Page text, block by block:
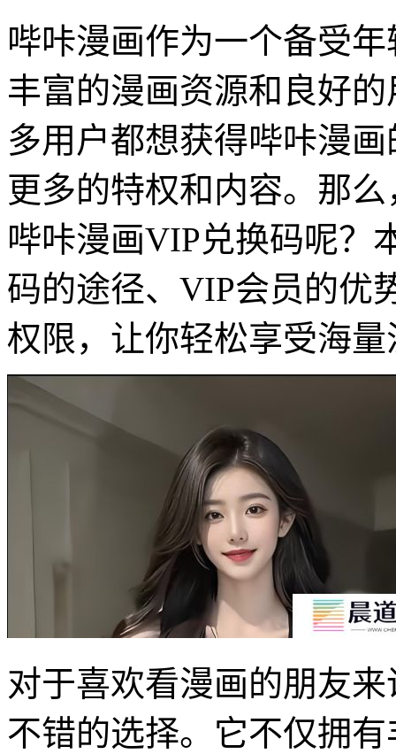
哔咔漫画作为一个备受
丰富的漫画资源和良好
多用户都想获得哔咔漫
更多的特权和内容。那
哔咔漫画VIP兑换码呢？
码的途径、VIP会员的优
权限，让你轻松享受海
对于喜欢看漫画的朋友
不错的选择。它不仅拥